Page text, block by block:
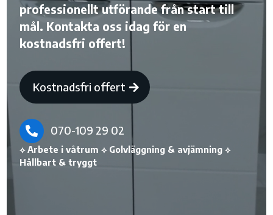
professionellt utförande från start till
mål. Kontakta oss idag för en
kostnadsfri offert!
Kostnadsfri offert
 070-109 29 02
⟡ Arbete i våtrum ⟡ Golvläggning & avjämning ⟡
Hållbart & tryggt